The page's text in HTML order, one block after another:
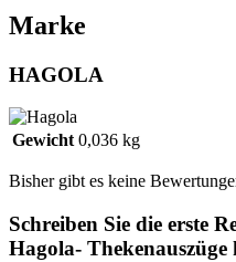
Marke
HAGOLA
Gewicht 0,036 kg
Bisher gibt es keine
Schreiben Sie die erste
Hagola-